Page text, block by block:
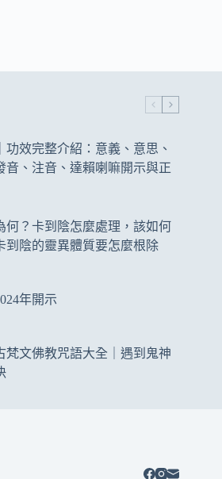
功效完整介紹：意義、意思、
音、注音、達賴喇嘛開示與正
何？卡到陰怎麼處理，該如何
到陰的靈異體質要怎麼根除
年開示
梵文佛教咒語大全｜遇到鬼神